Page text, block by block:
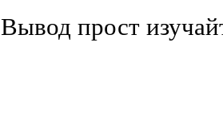
Вывод прост